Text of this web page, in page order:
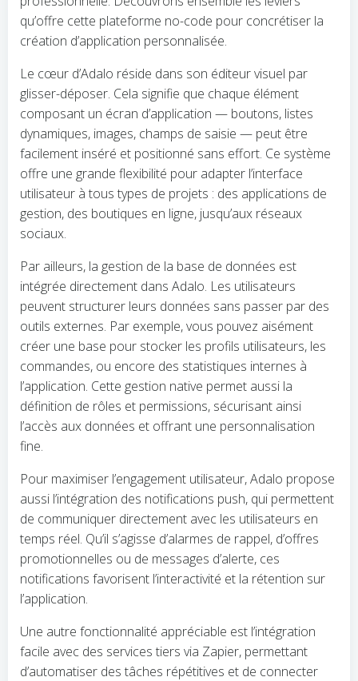
qu’offre cette plateforme no-code pour concrétiser la
création d’application personnalisée.
Le cœur d’Adalo réside dans son éditeur visuel par
glisser-déposer. Cela signifie que chaque élément
composant un écran d’application — boutons, listes
dynamiques, images, champs de saisie — peut être
facilement inséré et positionné sans effort. Ce système
offre une grande flexibilité pour adapter l’interface
utilisateur à tous types de projets : des applications de
gestion, des boutiques en ligne, jusqu’aux réseaux
sociaux.
Par ailleurs, la gestion de la base de données est
intégrée directement dans Adalo. Les utilisateurs
peuvent structurer leurs données sans passer par des
outils externes. Par exemple, vous pouvez aisément
créer une base pour stocker les profils utilisateurs, les
commandes, ou encore des statistiques internes à
l’application. Cette gestion native permet aussi la
définition de rôles et permissions, sécurisant ainsi
l’accès aux données et offrant une personnalisation
fine.
Pour maximiser l’engagement utilisateur, Adalo propose
aussi l’intégration des notifications push, qui permettent
de communiquer directement avec les utilisateurs en
temps réel. Qu’il s’agisse d’alarmes de rappel, d’offres
promotionnelles ou de messages d’alerte, ces
notifications favorisent l’interactivité et la rétention sur
l’application.
Une autre fonctionnalité appréciable est l’intégration
facile avec des services tiers via Zapier, permettant
d’automatiser des tâches répétitives et de connecter